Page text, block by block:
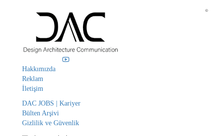
Hakkımızda
Reklam
İletişim
DAC JOBS | Kariyer
Bülten Arşivi
Gizlilik ve Güvenlik
©